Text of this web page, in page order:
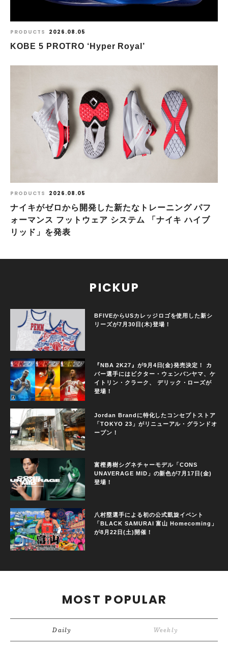
PRODUCTS 2026.08.05
KOBE 5 PROTRO ‘Hyper Royal’
PRODUCTS 2026.08.05
ナイキがゼロから開発した新たなトレーニング パフ
ォーマンス フットウェア システム 「ナイキ ハイブ
リッド」を発表
PICKUP
BFIVEからUSカレッジロゴを使用した新シ
リーズが7月30日(木)登場！
『NBA 2K27』が9月4日(金)発売決定！ カ
バー選手にはビクター・ウェンバンヤマ、ケ
イトリン・クラーク、 デリック・ローズが
登場！
Jordan Brandに特化したコンセプトストア
「TOKYO 23」がリニューアル・グランドオ
ープン！
富樫勇樹シグネチャーモデル「CONS
UNAVERAGE MID」の新色が7月17日(金)
登場！
八村塁選手による初の公式凱旋イベント
「BLACK SAMURAI 富山 Homecoming」
が8月22日(土)開催！
MOST POPULAR
Daily Weekly